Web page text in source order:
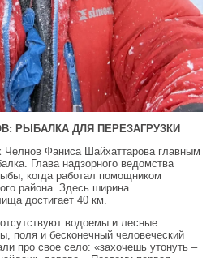
РЫБАЛКА ДЛЯ ПЕРЕЗАГРУЗКИ
Фаниса Шайхаттарова главным
Глава надзорного ведомства
когда работал помощником
района. Здесь ширина
достигает 40 км.
водоемы и лесные
поля и бесконечный человеческий
про свое село: «захочешь утонуть –